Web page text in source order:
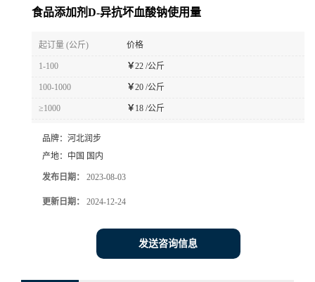
食品添加剂D-异抗坏血酸钠使用量
起订量 (公斤) 价格
1-100 ￥22 /公斤
100-1000 ￥20 /公斤
≥1000 ￥18 /公斤
品牌： 河北润步
产地： 中国 国内
发布日期： 2023-08-03
更新日期： 2024-12-24
发送咨询信息